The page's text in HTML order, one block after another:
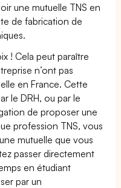
une mutuelle TNS en
de fabrication de
! Cela peut paraître
n’ont pas
en France. Cette
le DRH, ou par le
de proposer une
profession TNS, vous
mutuelle que vous
passer directement
en étudiant
par un